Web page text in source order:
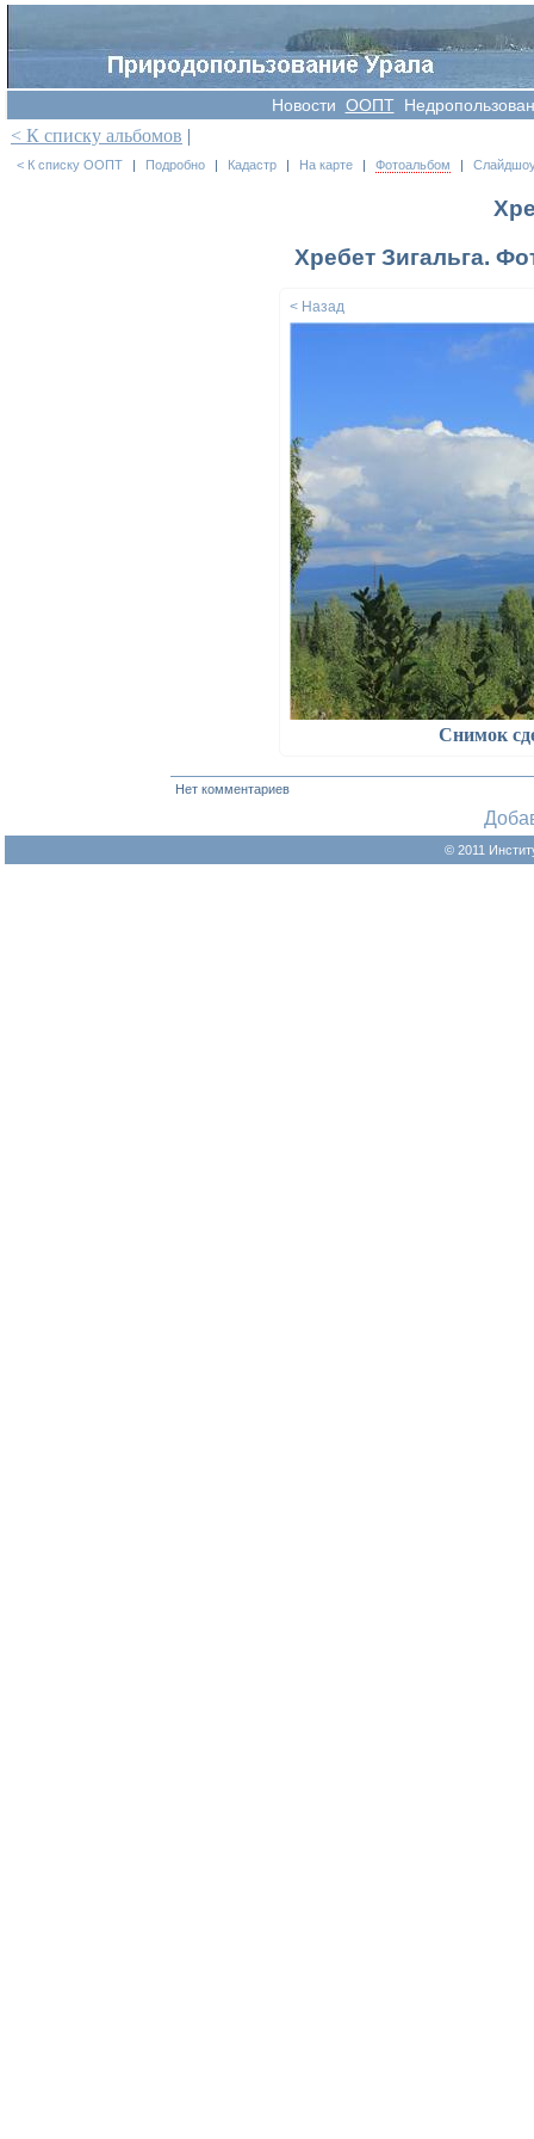
Новости OOПT
< К списку альбомов |
< К списку ООПТ | Подробно | Кадастр | На карте | Фотоальбом |
Хребет Зигальга.
< Назад
Снимок
Нет комментариев
© 2011